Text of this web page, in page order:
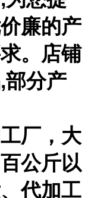
廉的产
。店铺
部分产
厂，大
公斤以
代加工